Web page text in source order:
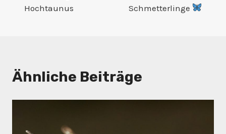
Hochtaunus
Schmetterlinge
Ähnliche Beiträge